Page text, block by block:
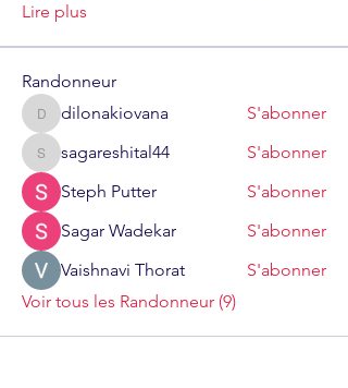
Lire plus
Randonneur
dilonakiovana
dilonakiovana S'abonner
sagareshital44
sagareshital44
S'abonner
Steph Putter
S'abonner
Sagar Wadekar
S'abonner
Vaishnavi Thorat
S'abonner
Voir tous les Randonneur (9)